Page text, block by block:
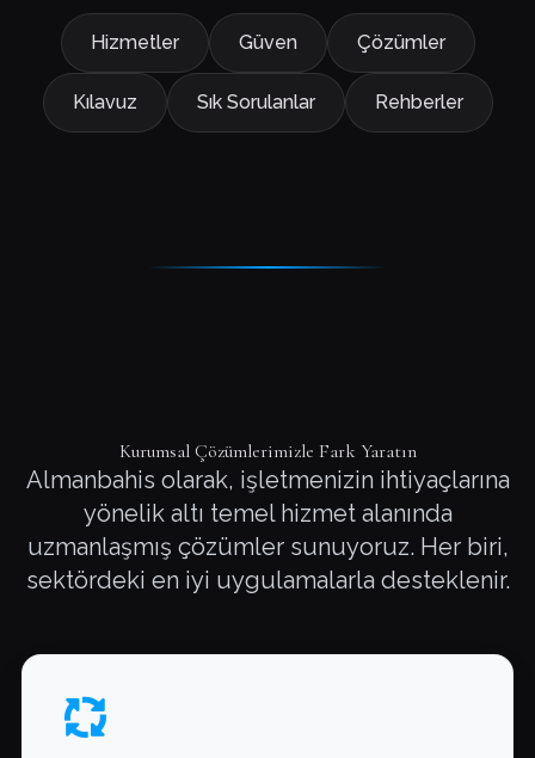
Hizmetler Güven Çözümler
Kılavuz Sık Sorulanlar Rehberler
Kurumsal Çözümlerimizle Fark Yaratın
Almanbahis olarak, işletmenizin ihtiyaçlarına
yönelik altı temel hizmet alanında
uzmanlaşmış çözümler sunuyoruz. Her biri,
sektördeki en iyi uygulamalarla desteklenir.